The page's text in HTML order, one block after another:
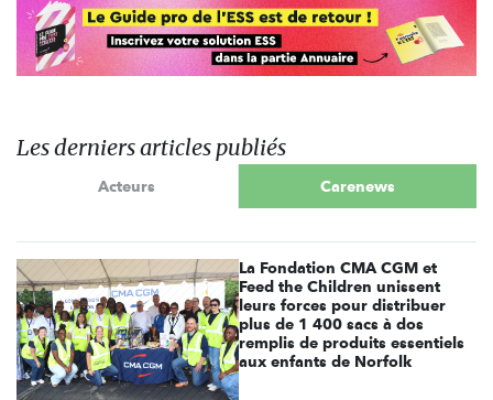
Les derniers articles publiés
Acteurs Carenews
La Fondation CMA CGM et
Feed the Children unissent
leurs forces pour distribuer
plus de 1 400 sacs à dos
remplis de produits essentiels
aux enfants de Norfolk